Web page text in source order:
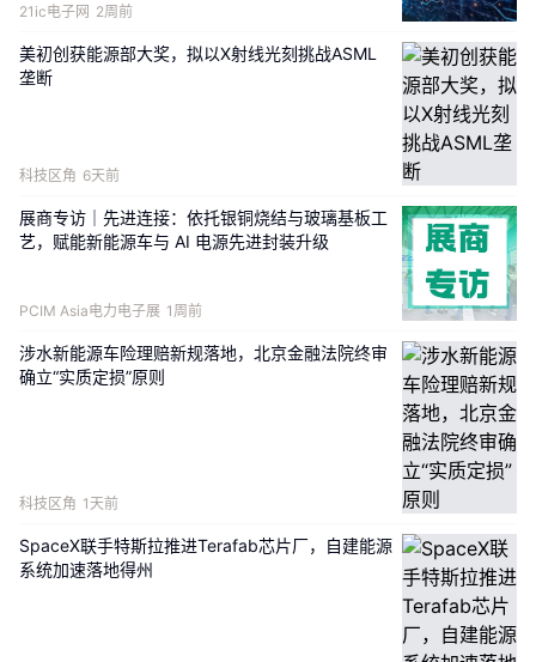
重新倒向技术成熟、残值稳定的燃油车型。”城配货车
司机刘师傅坦言。
事实上，成本压力并非一刀切，不同技术路线车型面对
新政呈现出明显的差异化承压态势。纯电动商用车凭借
用电成本低、优先路权及购置税减半等优势，能在一定
程度上抵消新增车船税带来的成本压力；而插电、增程
式混动商用车则处境更为严峻，两套动力系统并存致使
购置成本偏高，如今车船税免征红利取消，相较纯电与
进一步走弱。
此外，公交、环卫、园区接驳等公益性营运车队同样受
到波及，以往依靠免税政策压缩财政补贴支出的模式已
难以为继，各地交通运营单位不得不追加预算，以维持
绿色运力正常运转。相比之下，封闭矿区、港口等货源
稳定、议价能力充足的大型企业受冲击相对有限；而依
赖零散低价订单、过度倚重税收红利抢占市场的中小型
车辆运营企业，订单会明显萎缩。行业市场份额将加速
21ic电子网 2周前
美初创获能源部大奖，拟以X射线光刻挑战ASML
垄断
科技区角 6天前
展商专访｜先进连接：依托银铜烧结与玻璃基板工
艺，赋能新能源车与 AI 电源先进封装升级
PCIM Asia电力电子展 1周前
涉水新能源车险理赔新规落地，北京金融法院终审
确立“实质定损”原则
科技区角 1天前
SpaceX联手特斯拉推进Terafab芯片厂，自建能源
系统加速落地得州